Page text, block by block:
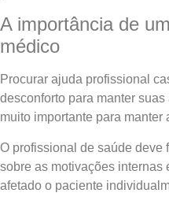
A importância de
médico
Procurar ajuda profissional
desconforto para manter
muito importante para
O profissional de saúde deve
sobre as motivações internas
afetado o paciente